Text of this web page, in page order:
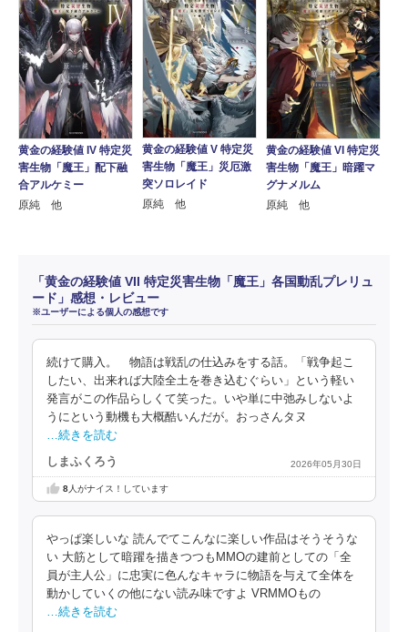
黄金の経験値 IV 特定災
害生物「魔王」配下融
合アルケミー
原純 他
黄金の経験値 V 特定災
害生物「魔王」災厄激
突ソロレイド
原純 他
黄金の経験値 VI 特定災
害生物「魔王」暗躍マ
グナメルム
原純 他
「黄金の経験値 VII 特定災害生物「魔王」各国動乱プレリュ
ード」感想・レビュー
※ユーザーによる個人の感想です
続けて購入。 物語は戦乱の仕込みをする話。「戦争起こ
したい、出来れば大陸全土を巻き込むぐらい」という軽い
発言がこの作品らしくて笑った。いや単に中弛みしないよ
うにという動機も大概酷いんだが。おっさんタヌ
…続きを読む
しまふくろう 2026年05月30日
8人がナイス！しています
やっぱ楽しいな 読んでてこんなに楽しい作品はそうそうな
い 大筋として暗躍を描きつつもMMOの建前としての「全
員が主人公」に忠実に色んなキャラに物語を与えて全体を
動かしていくの他にない読み味ですよ VRMMOもの
…続きを読む